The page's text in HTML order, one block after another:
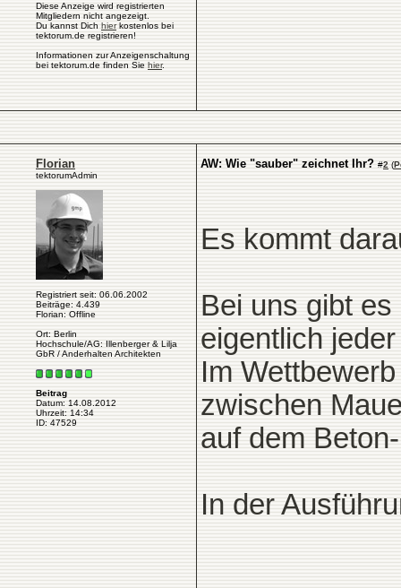
Diese Anzeige wird registrierten
Mitgliedern nicht angezeigt.
Du kannst Dich hierkostenlos bei
tektorum.de registrieren!
Informationen zur Anzeigenschaltung
bei tektorum.de finden Sie hier.
Florian
tektorumAdmin
Registriert seit: 06.06.2002
Beiträge: 4.439
Florian: Offline
Ort: Berlin
Hochschule/AG: Illenberger & Lilja
GbR / Anderhalten Architekten
Beitrag
Datum: 14.08.2012
Uhrzeit: 14:34
ID: 47529
AW: Wie "sauber" zeichnet Ihr? #2 (
Es kommt
Bei uns gibt
eigentlich
Im
zwischen
auf dem
In der